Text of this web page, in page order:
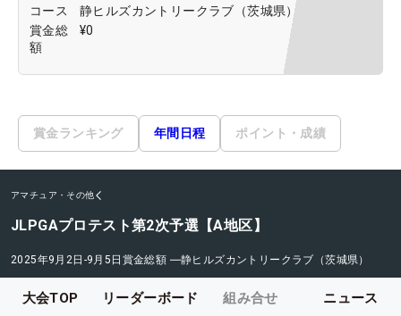
コース
静ヒルズカントリークラブ（茨城県）
賞金総
額
¥0
賞金ランキング 年間日程 ポイント・成績
アマチュア・その他
JLPGAプロテスト第2次予選【A地区】
2025年9月2日-9月5日 賞金総額 ―静ヒルズカントリークラブ（茨城県）
大会TOP リーダーボード 組み合せ ニュース